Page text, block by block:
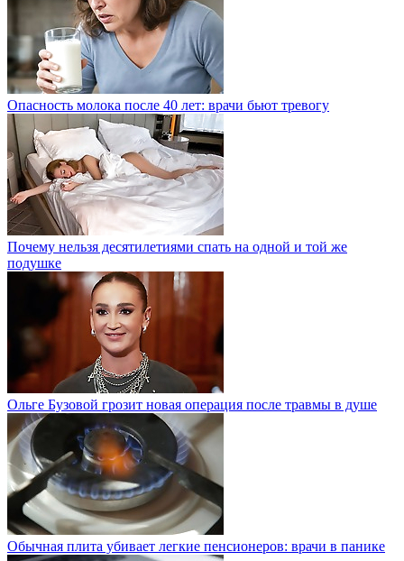
Опасность молока после 40 лет: врачи бьют тревогу
Почему нельзя десятилетиями спать на одной и той же
подушке
Ольге Бузовой грозит новая операция после травмы в душе
Обычная плита убивает легкие пенсионеров: врачи в панике